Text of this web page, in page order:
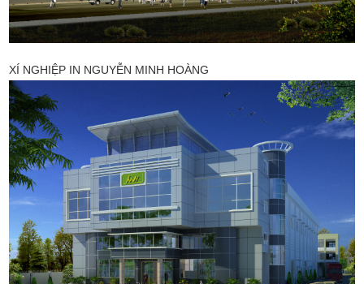
XÍ NGHIỆP IN NGUYỄN MINH HOÀNG